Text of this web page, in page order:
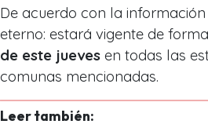
De acuerdo con la
eterno: estará vigente de
de este jueves en todas las
comunas mencionadas.
Leer también: